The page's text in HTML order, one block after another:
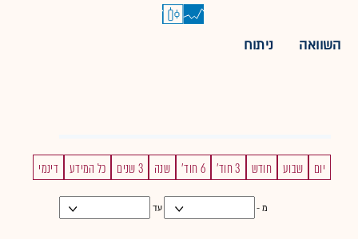
השוואה ניתוח
יום שבוע חודש 3 חוד' 6 חוד' שנה 3 שנים כל המידע דינמי
מ - עד